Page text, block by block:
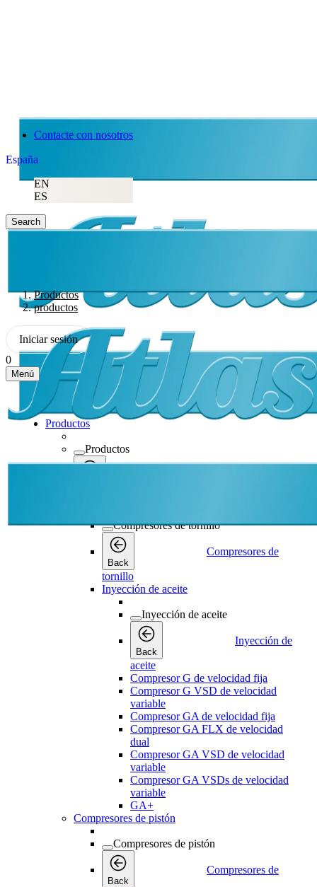
Contacte con nosotros
España
EN
ES
Search
Productos
productos
Iniciar sesión
0
Menú
Productos
Productos
Compresores de tornillo
Back
Compresores de
tornillo
Inyección de aceite
Inyección de aceite
Back
Inyección de
aceite
Compresor G de velocidad fija
Compresor G VSD de velocidad
variable
Compresor GA de velocidad fija
Compresor GA FLX de velocidad
dual
Compresor GA VSD de velocidad
variable
Compresor GA VSDs de velocidad
variable
GA+
Compresores de pistón
Compresores de pistón
Back
Compresores de